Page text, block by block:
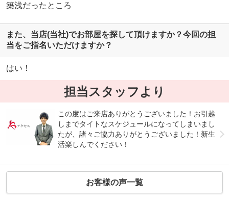
築浅だったところ
また、当店(当社)でお部屋を探して頂けますか？今回の担
当をご指名いただけますか？
はい！
担当スタッフより
この度はご来店ありがとうございました！お引越
しまでタイトなスケジュールになってしまいまし
たが、諸々ご協力ありがとうございました！新生
活楽しんでください！
お客様の声一覧